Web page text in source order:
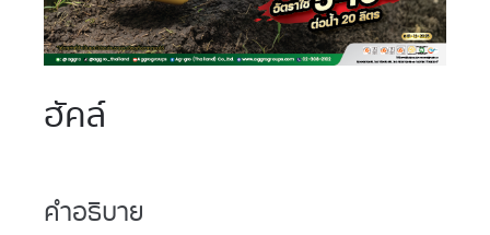
ฮัคล์
คำอธิบาย